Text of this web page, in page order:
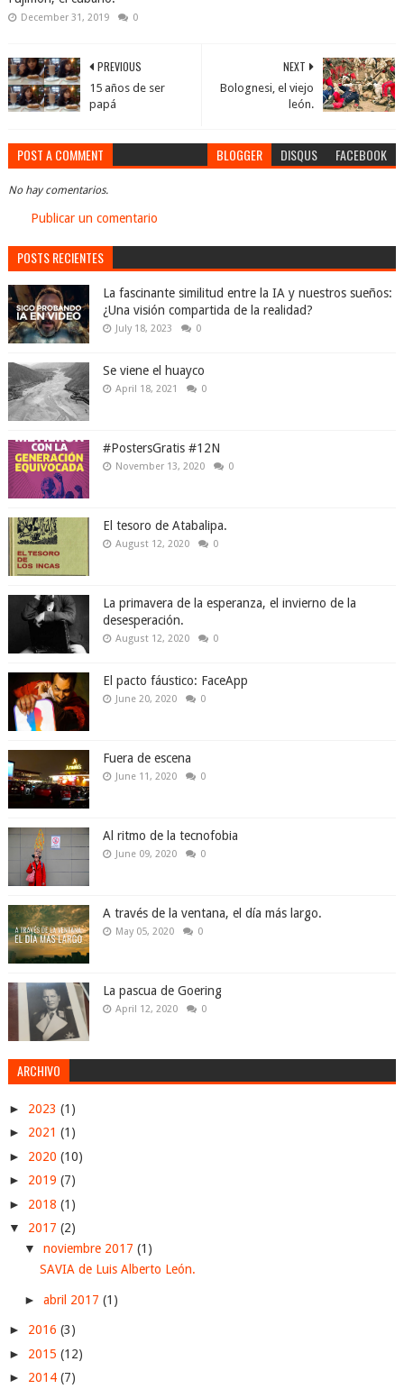
December 31, 2019 0
NEXT
Bolognesi, el viejo
león.
PREVIOUS
15 años de ser
papá
POST A COMMENT BLOGGER DISQUS FACEBOOK
No hay comentarios.
Publicar un comentario
POSTS RECIENTES
La fascinante similitud entre la IA y nuestros sueños:
¿Una visión compartida de la realidad?
July 18, 2023 0
Se viene el huayco
April 18, 2021 0
#PostersGratis #12N
November 13, 2020 0
El tesoro de Atabalipa.
August 12, 2020 0
La primavera de la esperanza, el invierno de la
desesperación.
August 12, 2020 0
El pacto fáustico: FaceApp
June 20, 2020 0
Fuera de escena
June 11, 2020 0
Al ritmo de la tecnofobia
June 09, 2020 0
A través de la ventana, el día más largo.
May 05, 2020 0
La pascua de Goering
April 12, 2020 0
ARCHIVO
► 2023 (1)
► 2021 (1)
► 2020 (10)
► 2019 (7)
► 2018 (1)
▼ 2017 (2)
▼ noviembre 2017 (1)
SAVIA de Luis Alberto León.
► abril 2017 (1)
► 2016 (3)
► 2015 (12)
► 2014 (7)